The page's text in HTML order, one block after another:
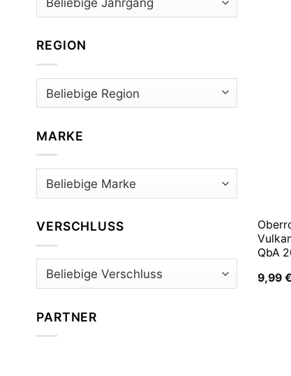
REGION
MARKE
VERSCHLUSS
PARTNER
QbA
9,99€